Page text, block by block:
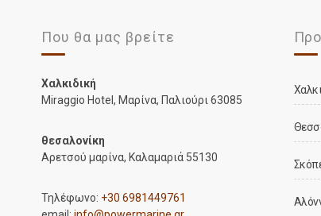
Που θα μας βρείτε
Χαλκιδική
Miraggio Hotel, Μαρίνα, Παλιούρι 63085
θεσαλονίκη
Αρετσού μαρίνα, Καλαμαριά 55130
Τηλέφωνο: +30 6981449761